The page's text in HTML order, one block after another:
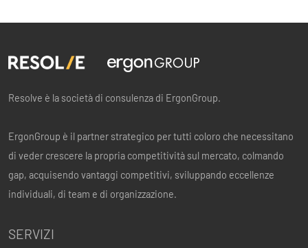
Resolve è la società di consulenza di ErgonGroup.
ErgonGroup è il partner strategico per tutti coloro che necessitano
di veder crescere la propria competitività sul mercato, colmando
gap, acquisendo vantaggi competitivi, sviluppando eccellenze
individuali, di team e di organizzazione.
SERVIZI